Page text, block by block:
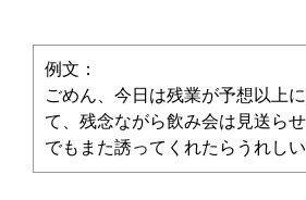
例文：
ごめん、今日は残業が予想以上
て、残念ながら飲み会は見送らせ
でもまた誘ってくれたらうれしい